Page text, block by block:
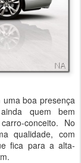
boa presença
quem bem
conceito. No
qualidade, com
fica para a alta-